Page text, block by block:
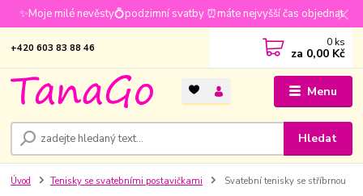
✨Moje milé nevěsty💍podzimní svatby ⏰máte nejvyšší čas objednat
Menu
Hledat
+420 603 83 88 46 0 ks
za 0,00 Kč
Úvod Tenisky se svatebními postavičkami Svatební tenisky se stříbrnou